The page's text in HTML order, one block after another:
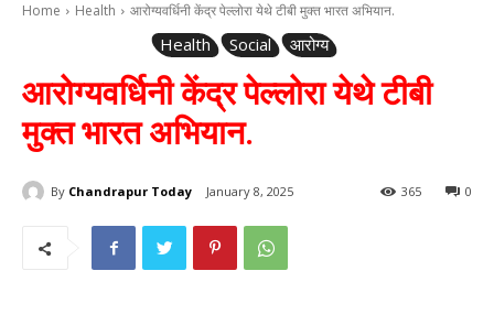
Home Health आरोग्यवर्धिनी केंद्र पेल्लोरा येथे टीबी मुक्त भारत अभियान.
Health Social आरोग्य
आरोग्यवर्धिनी केंद्र पेल्लोरा येथे टीबी
मुक्त भारत अभियान.
By Chandrapur Today January 8, 2025 0
365